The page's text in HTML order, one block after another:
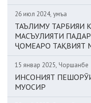
26 июл 2024, Ҷумъа
ТАЪЛИМУ ТАРБИЯИ
МАСЪУЛИЯТИ
ҶОМЕАРО ТАҚВИЯТ
15 январ 2025, Чоршанбе
ИНСОНИЯТ
МУОСИР